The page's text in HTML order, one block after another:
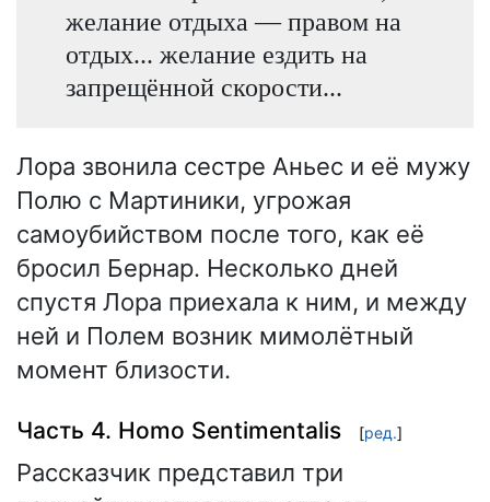
желание отдыха — правом на
отдых... желание ездить на
запрещённой скорости...
Лора звонила сестре Аньес и её мужу
Полю с Мартиники, угрожая
самоубийством после того, как её
бросил Бернар. Несколько дней
спустя Лора приехала к ним, и между
ней и Полем возник мимолётный
момент близости.
Часть 4. Homo Sentimentalis [ред.]
Рассказчик представил три